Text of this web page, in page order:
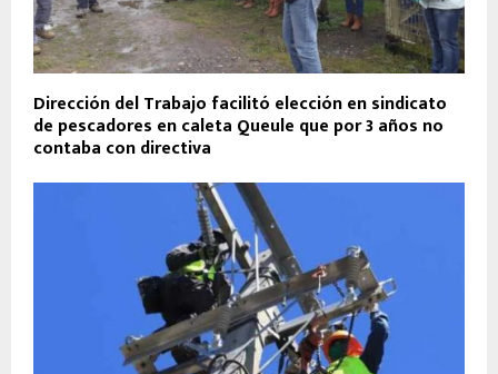
Dirección del Trabajo facilitó elección en sindicato
de pescadores en caleta Queule que por 3 años no
contaba con directiva